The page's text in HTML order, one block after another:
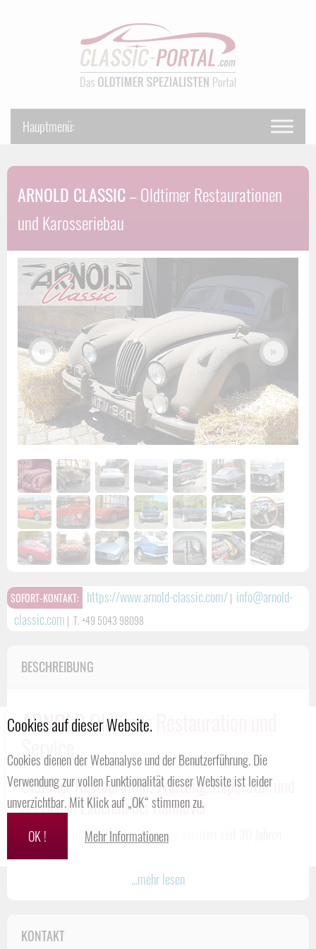
Cookies auf dieser Website.
Cookies dienen der Webanalyse und der Benutzerführung. Die
Verwendung zur vollen Funktionalität dieser Website ist leider
unverzichtbar. Mit Klick auf „OK“ stimmen zu.
OK !
Mehr Informationen
ARNOLD CLASSIC– Oldtimer Restaurationen
und Karosseriebau
« »
SOFORT-KONTAKT: https://www.arnold-classic.com/| info@arnold-
classic.com | T. +49 5043 98098
BESCHREIBUNG
ARNOLDOldtimer Restauration und
Service
Oldtimer Restauration, Wartung, Reparatur und
Service in Lauenau bei Hannover
Die Firma Arnold Liebhaberfahrzeuge existiert
und beschäftigt sich seither mit dem Produkt Oldtimer.
Oldtimer sind unsere Leidenschaft.
Über die Jahre sind weitere Fahrzeugmarken dazugekommen,
...mehr lesen
KONTAKT